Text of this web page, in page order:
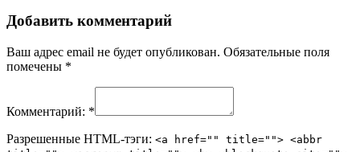
Добавить комментарий
Ваш адрес email не будет опубликован. Обязательные поля
помечены *
Комментарий: *
Разрешенные HTML-тэги: <a href="" title=""> <abbr